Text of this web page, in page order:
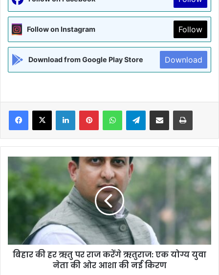
Follow on Instagram Follow
Download from Google Play Store Download
Facebook
X LinkedInPinterestWhatsAppTelegramShare via Email Print
की
हर
ऋतु
ऋतुराज:
एक
योग्य
बिहार की हर ऋतु पर राज करेंगे ऋतुराज: एक योग्य युवा
नेता की ओर आशा की नई किरण